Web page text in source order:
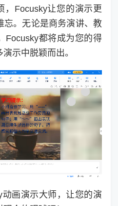
，Focusky让您的演示更
忘。无论是商务演讲、教
Focusky都将成为您的得
示中脱颖而出。
画演示大师，让您的演